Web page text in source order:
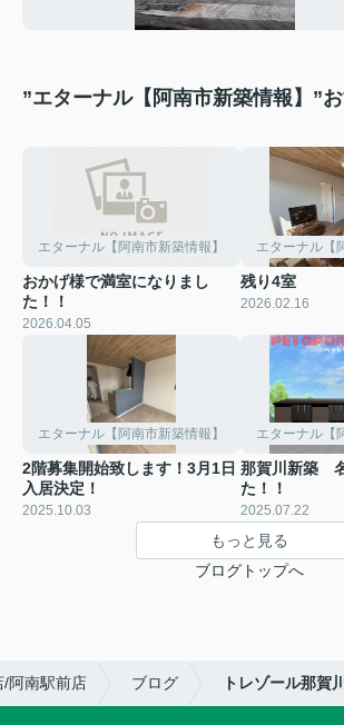
”エターナル【阿南市新築情報】”
エターナル【阿南市新築情報】
おかげ様で満室になりまし
た！！
2026.04.05
エターナル【
残り4室
2026.02.16
エターナル【阿南市新築情報】
2階募集開始致します！3月1日
入居決定！
2025.10.03
エターナル【
那賀川新築
た！！
2025.07.22
もっと見る
ブログトップへ
/阿南駅前店 ブログ トレゾール那賀